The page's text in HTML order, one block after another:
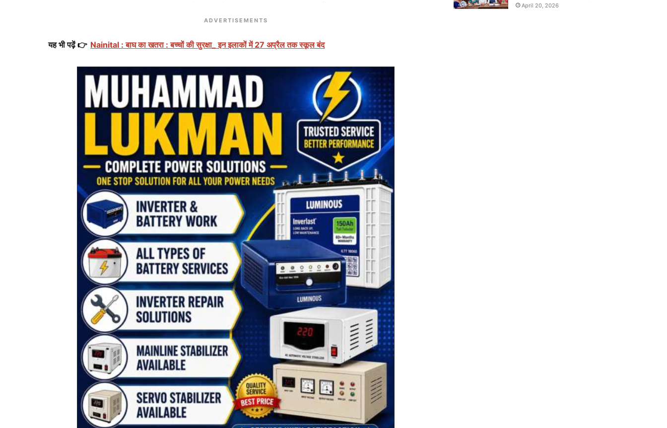
ADVERTISEMENTS
यह भी पढ़ें 👉 Nainital : बाघ का खतरा : बच्चों की सुरक्षा_ इन इलाकों में 27 अप्रैल तक स्कूल बंद
April 20, 2026